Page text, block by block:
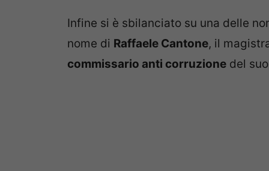
Infine si è sbilanciato su una delle
nome di Raffaele Cantone, il
commissario anti corruzione del